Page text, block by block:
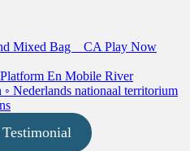
Mixed Bag _ CA Play Now
En Mobile River
Nederlands nationaal territorium